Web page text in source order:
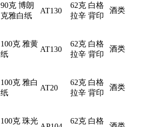
90克 博朗
克雅白纸
AT130
62克 白格
拉辛 背印
酒类
100克 雅黄
纸
AT130
62克 白格
拉辛 背印
酒类
100克 雅白
纸
AT20
62克 白格
拉辛 背印
酒类
100克 珠光
62克 白格